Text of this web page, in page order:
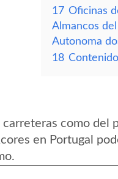
17 Oficinas
Almancos
Autonoma
18
como del
en Portugal